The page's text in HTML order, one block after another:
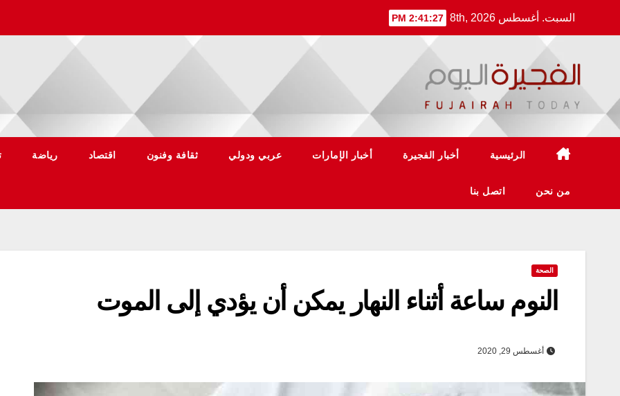
السبت. أغسطس 8th, 2026 2:41:28 PM
الرئيسية أخبار الفجيرة أخبار الإمارات عربي ودولي ثقافة وفنون اقتصاد رياضة
من نحن اتصل بنا
الصحة
النوم ساعة أثناء النهار يمكن أن يؤدي إلى الموت
أغسطس 29, 2020